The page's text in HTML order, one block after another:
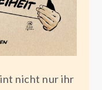
nicht nur ihr